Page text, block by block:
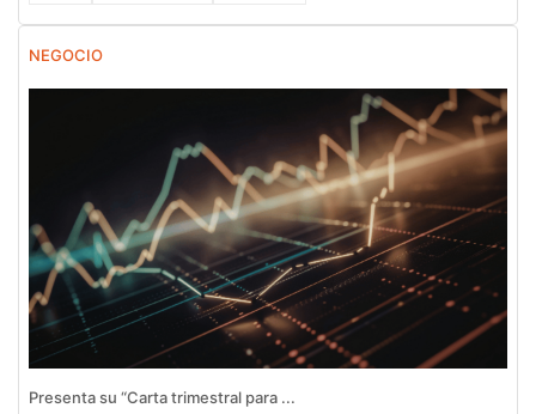
NEGOCIO
Presenta su “Carta trimestral para ...